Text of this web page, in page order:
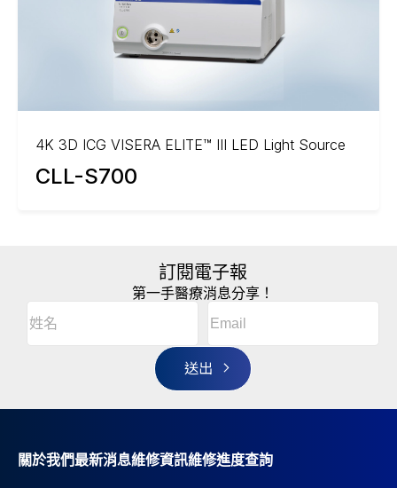
4K 3D ICG VISERA ELITE™ III LED Light Source
CLL-S700
訂閱電子報
第一手醫療消息分享！
名
(Required)
r
n
v
e
關於我們最新消息維修資訊維修進度查詢